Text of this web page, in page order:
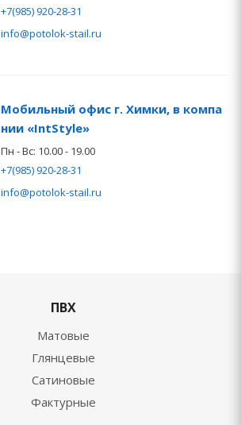
+7(985) 920-28-31
info@potolok-stail.ru
Мобильный офис г. Химки, в компа
нии «IntStyle»
Пн - Вс: 10.00 - 19.00
+7(985) 920-28-31
info@potolok-stail.ru
ПВХ
Матовые
Глянцевые
Сатиновые
Фактурные